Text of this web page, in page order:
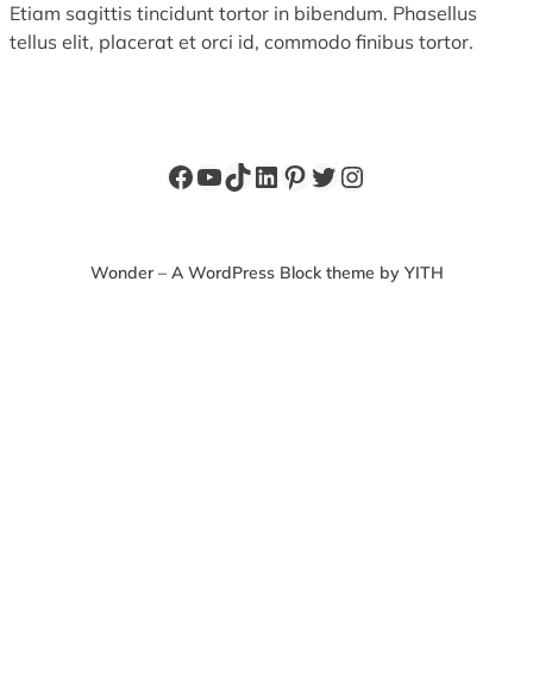
Etiam sagittis tincidunt tortor in bibendum. Phasellus
tellus elit, placerat et orci id, commodo finibus tortor.
Facebook
YouTube
TikTok
LinkedIn
Pinterest
X Instagram
Wonder – A WordPress Block theme by YITH